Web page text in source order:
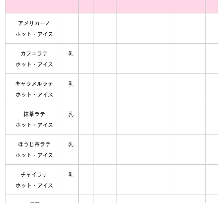
アメリカーノ
ホット・アイス
カフェラテ
ホット・アイス
乳
キャラメルラテ
ホット・アイス
乳
抹茶ラテ
ホット・アイス
乳
ほうじ茶ラテ
ホット・アイス
乳
チャイラテ
ホット・アイス
乳